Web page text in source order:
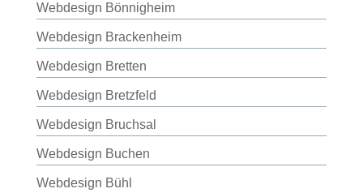
Webdesign Bönnigheim
Webdesign Brackenheim
Webdesign Bretten
Webdesign Bretzfeld
Webdesign Bruchsal
Webdesign Buchen
Webdesign Bühl